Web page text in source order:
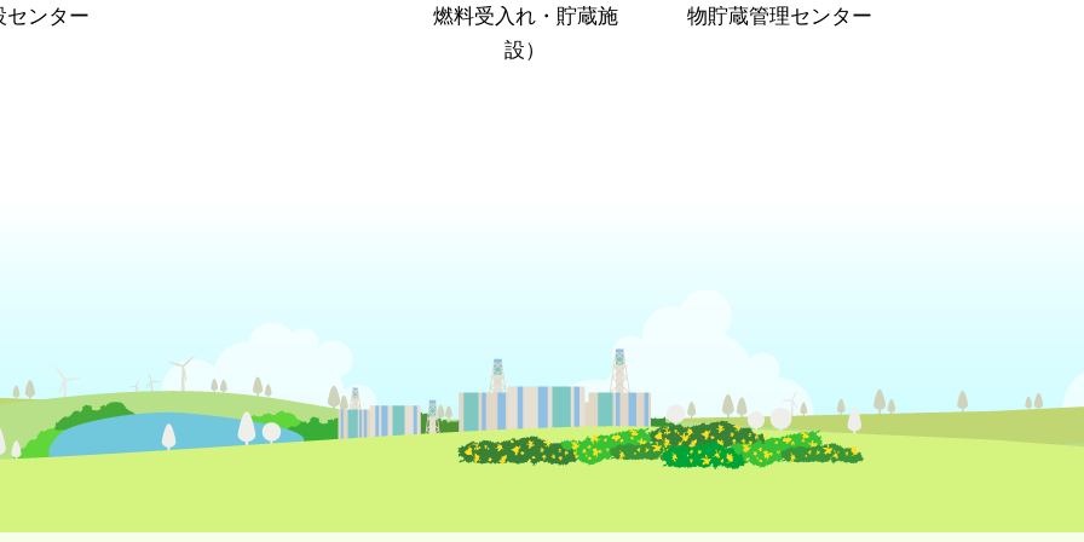
センター
燃料受入れ・貯蔵施
設）
物貯蔵管理センター